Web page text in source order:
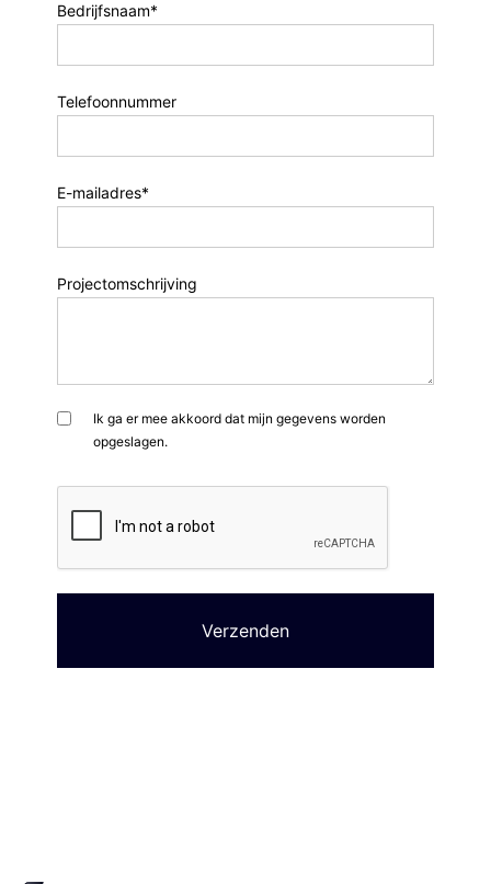
Bedrijfsnaam*
Telefoonnummer
E-mailadres*
Projectomschrijving
Ik ga er mee akkoord dat mijn gegevens worden
opgeslagen.